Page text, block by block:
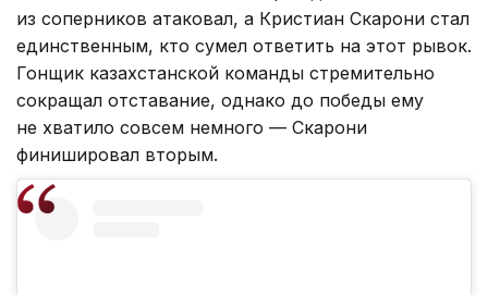
из соперников атаковал, а Кристиан Скарони стал
единственным, кто сумел ответить на этот рывок.
Гонщик казахстанской команды стремительно
сокращал отставание, однако до победы ему
не хватило совсем немного — Скарони
финишировал вторым.